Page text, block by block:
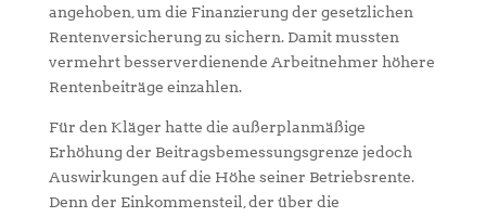
angehoben, um die Finanzierung der gesetzlichen
Rentenversicherung zu sichern. Damit mussten
vermehrt besserverdienende Arbeitnehmer höhere
Rentenbeiträge einzahlen.
Für den Kläger hatte die außerplanmäßige
Erhöhung der Beitragsbemessungsgrenze jedoch
Auswirkungen auf die Höhe seiner Betriebsrente.
Denn der Einkommensteil, der über die